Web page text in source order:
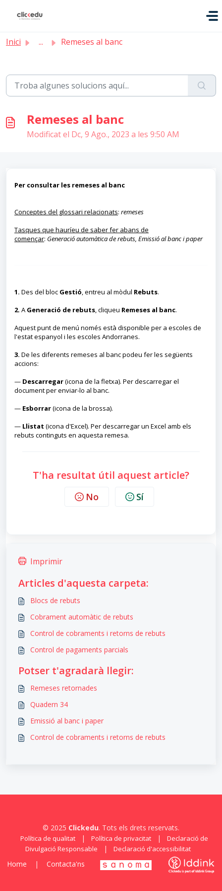
Inici ... Remeses al banc
Remeses al banc
Modificat el Dc, 9 Ago., 2023 a les 9:50 AM
Per consultar les remeses al banc
Conceptes del glossari relacionats: remeses
Tasques que hauríeu de saber fer abans de
començar: Generació automàtica de rebuts, Emissió al banc i paper
1. Des del bloc Gestió, entreu al mòdul Rebuts.
2. A Generació de rebuts, cliqueu Remeses al banc.
Aquest punt de menú només està disponible per a escoles de
l'estat espanyol i les escoles Andorranes.
3. De les diferents remeses al banc podeu fer les següents
accions:
— Descarregar(icona de la fletxa). Per descarregar el
document per enviar-lo al banc.
— Esborrar(icona de la brossa).
— Llistat (icona d'Excel). Per descarregar un Excel amb els
rebuts continguts en aquesta remesa.
T'ha resultat útil aquest article?
No Sí
Imprimir
Articles d'aquesta carpeta:
Blocs de rebuts
Cobrament automàtic de rebuts
Control de cobraments i retorns de rebuts
Control de pagaments parcials
Potser t'agradarà llegir:
Remeses retornades
Quadern 34
Emissió al banc i paper
Control de cobraments i retorns de rebuts
© 2025 Clickedu. Tots els drets reservats.
Política de qualitat | Política de privacitat |
Declaració de
Divulgació Responsable
| Declaració d'accessibilitat
Home | Contacta'ns